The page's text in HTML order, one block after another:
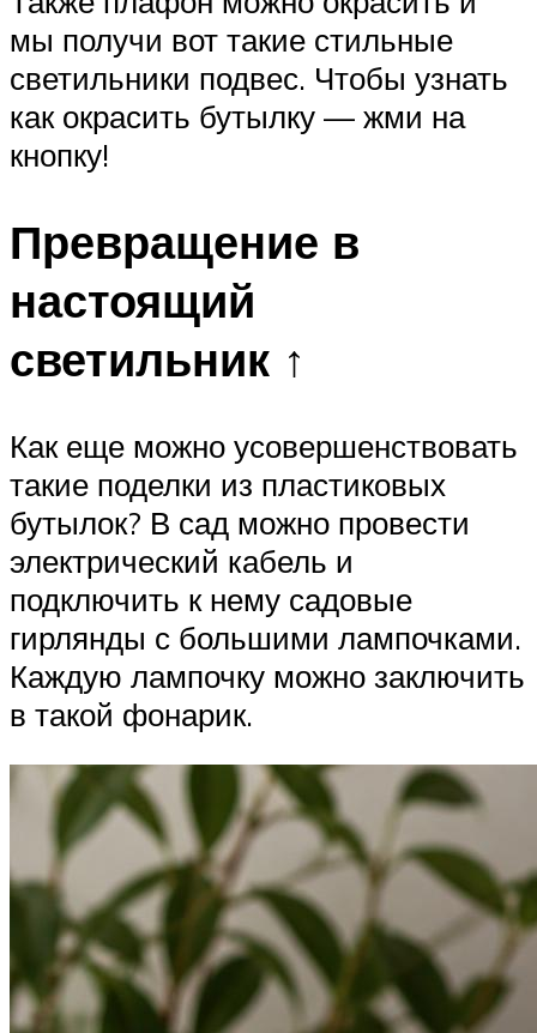
мы получи вот такие стильные
светильники подвес. Чтобы узнать
как окрасить бутылку — жми на
кнопку!
Превращение в
настоящий
светильник ↑
Как еще можно усовершенствовать
такие поделки из пластиковых
бутылок? В сад можно провести
электрический кабель и
подключить к нему садовые
гирлянды с большими лампочками.
Каждую лампочку можно заключить
в такой фонарик.